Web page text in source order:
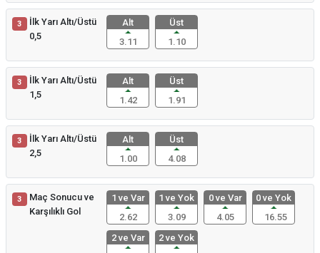
3
İlk Yarı Altı/Üstü
0,5
Alt
3.11
Üst
1.10
3
İlk Yarı Altı/Üstü
1,5
Alt
1.42
Üst
1.91
3
İlk Yarı Altı/Üstü
2,5
Alt
1.00
Üst
4.08
3
Maç Sonucu ve
Karşılıklı Gol
1 ve Var
2.62
1 ve Yok
3.09
0 ve Var
4.05
0 ve Yok
16.55
2 ve Var
2 ve Yok